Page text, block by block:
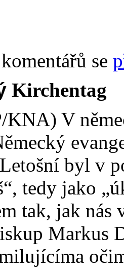
se
Kirchentag
V
byl v
tedy jako
tak, jak
Markus